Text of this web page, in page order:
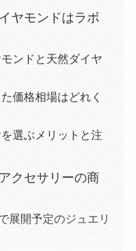
ヤモンドはラボ
ンドと天然ダイヤ
価格相場はどれく
選ぶメリットと注
クセサリーの商
展開予定のジュエリ